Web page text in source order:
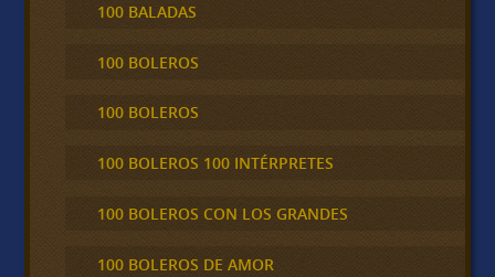
100 BALADAS
100 BOLEROS
100 BOLEROS
100 BOLEROS 100 INTÉRPRETES
100 BOLEROS CON LOS GRANDES
100 BOLEROS DE AMOR